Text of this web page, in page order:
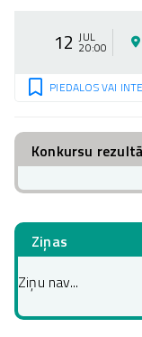
12 JUL
20:00
PIEDALOS VAI
Konkursu
Ziņas
Ziņu nav...